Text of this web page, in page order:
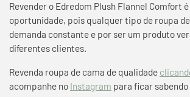
Revender o Edredom Plush Flannel Comfort
oportunidade, pois qualquer tipo de roupa
demanda constante e por ser um produto
diferentes clientes.
Revenda roupa de cama de qualidade
acompanhe no Instagram para ficar sabendo